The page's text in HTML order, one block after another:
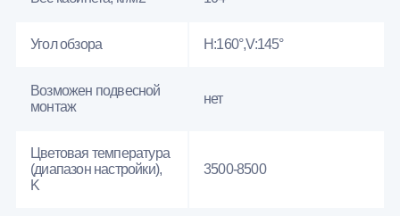
Угол обзора H:160°,V:145°
Возможен подвесной
монтаж
нет
Цветовая температура
(диапазон настройки),
K
3500-8500